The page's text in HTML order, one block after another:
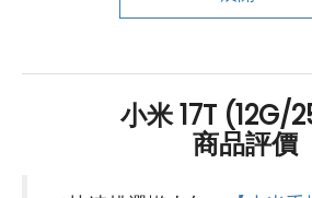
4K
自動對焦
小米 17T (12G/
商品評價